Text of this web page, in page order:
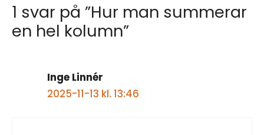
1 svar på ”Hur man summerar
en hel kolumn”
Inge Linnér
2025-11-13 kl. 13:46